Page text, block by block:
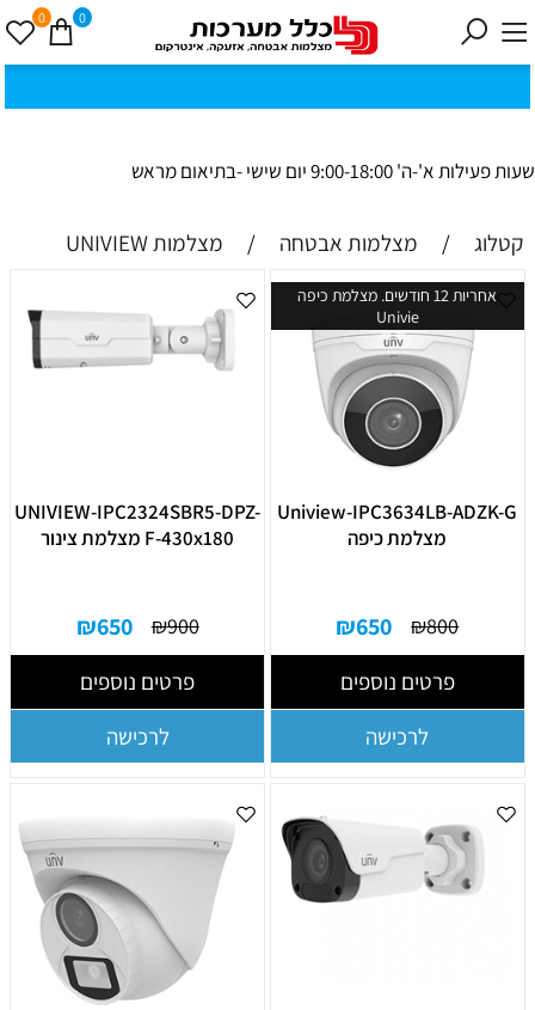
כ
ת
וב
ת
ינ
ו:ז
ב
וט
ינ
ס
קי1
8
0ב
נ
י ב
ר
ק
שעות פעילות א'-ה' 9:00-18:00 יום שישי -בתיאום מראש
0 0
קטלוג / מצלמות אבטחה / מצלמות UNIVIEW
אחריות 12 חודשים. מצלמת כיפה
Univie
Uniview-IPC3634LB-ADZK-G
מצלמת כיפה
₪800
₪650
פרטים נוספים
לרכישה
UNIVIEW-IPC2324SBR5-DPZ-
F-430x180 מצלמת צינור
₪900
₪650
פרטים נוספים
לרכישה